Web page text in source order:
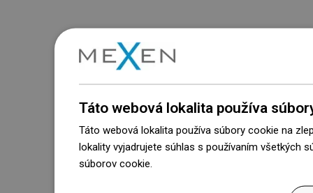
Táto webová lokalita používa
Táto webová lokalita používa súbory cookie na
lokality vyjadrujete súhlas s používaním všetkých
súborov cookie.